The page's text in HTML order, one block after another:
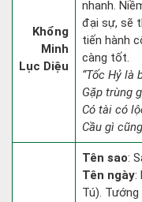
Khổng
Minh
Lục Diệu
nhanh.
đại sự, sẽ
tiến hành
càng tốt.
“Tốc Hỷ là
Gặp trùng
Có tài có
Cầu gì
Tên sao:
Tên ngày:
Tú).